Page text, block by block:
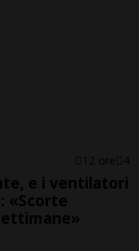
12 ore 4
e i ventilatori
«Scorte